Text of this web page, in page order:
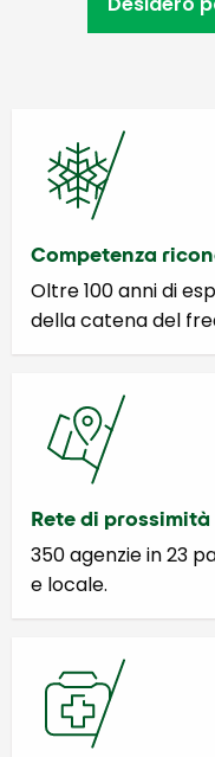
Competenza
Oltre 100 anni di
della catena del
Rete di prossimità
350 agenzie in 23
e locale.